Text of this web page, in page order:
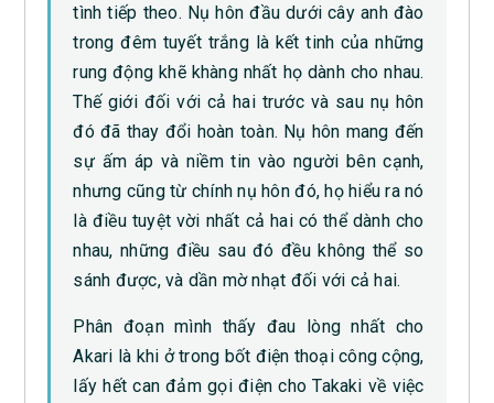
tình tiếp theo. Nụ hôn đầu dưới cây anh đào
trong đêm tuyết trắng là kết tinh của những
rung động khẽ khàng nhất họ dành cho nhau.
Thế giới đối với cả hai trước và sau nụ hôn
đó đã thay đổi hoàn toàn. Nụ hôn mang đến
sự ấm áp và niềm tin vào người bên cạnh,
nhưng cũng từ chính nụ hôn đó, họ hiểu ra nó
là điều tuyệt vời nhất cả hai có thể dành cho
nhau, những điều sau đó đều không thể so
sánh được, và dần mờ nhạt đối với cả hai.
Phân đoạn mình thấy đau lòng nhất cho
Akari là khi ở trong bốt điện thoại công cộng,
lấy hết can đảm gọi điện cho Takaki về việc